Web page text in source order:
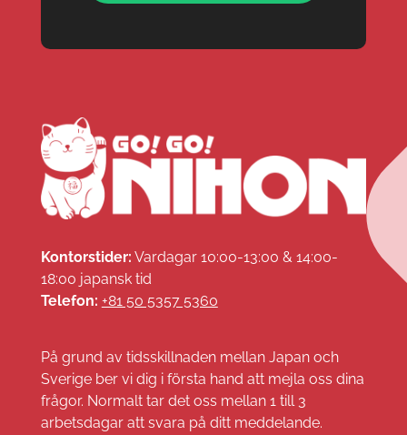
Kontorstider: Vardagar 10:00-13:00 & 14:00-
18:00 japansk tid
Telefon: +81 50 5357 5360
På grund av tidsskillnaden mellan Japan och
Sverige ber vi dig i första hand att mejla oss dina
frågor. Normalt tar det oss mellan 1 till 3
arbetsdagar att svara på ditt meddelande.